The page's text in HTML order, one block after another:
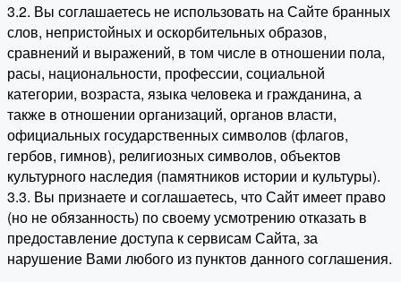
3.2. Вы соглашаетесь не использовать на Сайте бранных
слов, непристойных и оскорбительных образов,
сравнений и выражений, в том числе в отношении пола,
расы, национальности, профессии, социальной
категории, возраста, языка человека и гражданина, а
также в отношении организаций, органов власти,
официальных государственных символов (флагов,
гербов, гимнов), религиозных символов, объектов
культурного наследия (памятников истории и культуры).
3.3. Вы признаете и соглашаетесь, что Сайт имеет право
(но не обязанность) по своему усмотрению отказать в
предоставление доступа к сервисам Сайта, за
нарушение Вами любого из пунктов данного соглашения.